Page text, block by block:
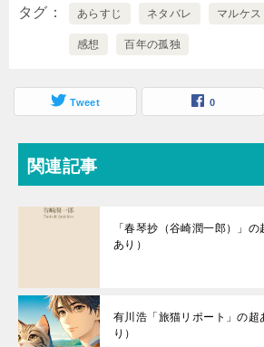
タグ あらすじ ネタバレ マルケス
感想 百年の孤独
Tweet 0
関連記事
「春琴抄（谷崎潤一郎）」
あり）
有川浩「旅猫リポート」の超
り）